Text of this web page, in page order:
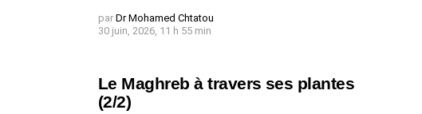
par Dr Mohamed Chtatou
30 juin, 2026, 11 h 55 min
Le Maghreb à travers ses plantes
(2/2)